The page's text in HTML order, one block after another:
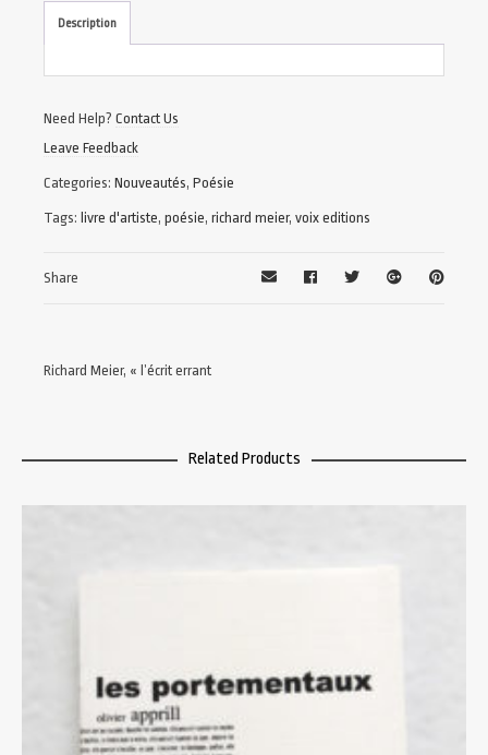
Description
Need Help? Contact Us
Leave Feedback
Categories: Nouveautés, Poésie
Tags: livre d'artiste, poésie, richard meier, voix editions
Share
Richard Meier, « l’écrit errant
Related Products